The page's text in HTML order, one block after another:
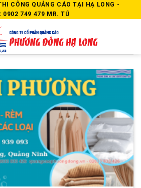
CÔNG QUẢNG CÁO TẠI HẠ LONG -
0902 749 479 MR. TÚ